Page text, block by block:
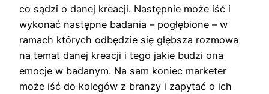
co sądzi o danej kreacji. Następnie może iść i
wykonać następne badania – pogłębione – w
ramach których odbędzie się głębsza rozmowa
na temat danej kreacji i tego jakie budzi ona
emocje w badanym. Na sam koniec marketer
może iść do kolegów z branży i zapytać o ich